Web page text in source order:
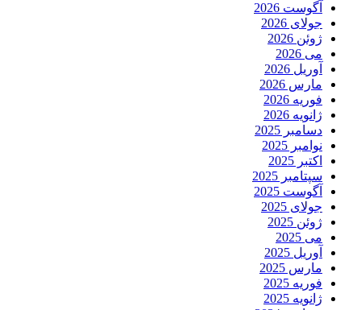
آگوست 2026
جولای 2026
ژوئن 2026
می 2026
آوریل 2026
مارس 2026
فوریه 2026
ژانویه 2026
دسامبر 2025
نوامبر 2025
اکتبر 2025
سپتامبر 2025
آگوست 2025
جولای 2025
ژوئن 2025
می 2025
آوریل 2025
مارس 2025
فوریه 2025
ژانویه 2025